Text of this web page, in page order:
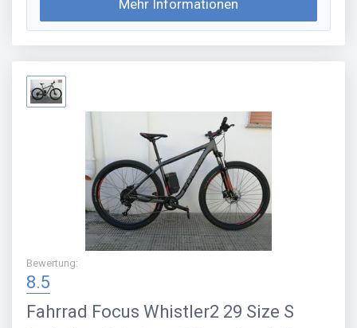
Mehr Informationen
Bewertung:
8.5
Fahrrad Focus Whistler2 29 Size S